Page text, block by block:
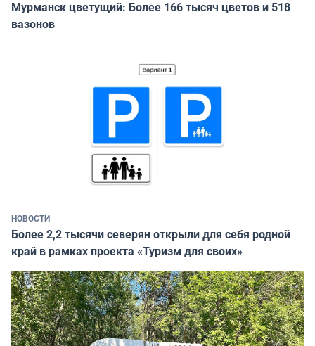
Мурманск цветущий: Более 166 тысяч цветов и 518
вазонов
НОВОСТИ
Более 2,2 тысячи северян открыли для себя родной
край в рамках проекта «Туризм для своих»